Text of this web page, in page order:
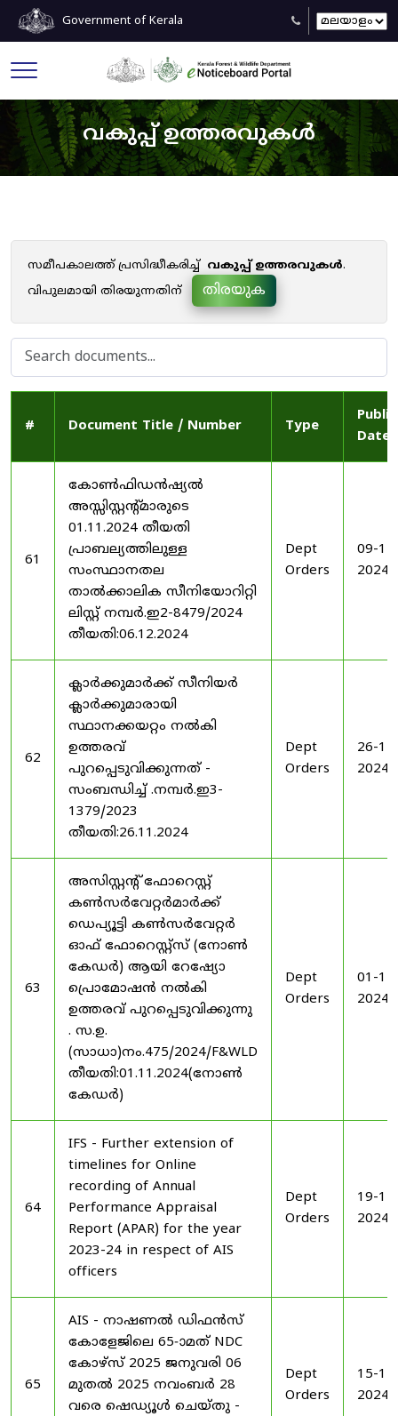
Government of Kerala
വകുപ്പ് ഉത്തരവുകൾ
സമീപകാലത്ത് പ്രസിദ്ധീകരിച്ച് വകുപ്പ് ഉത്തരവുകൾ.
വിപുലമായി തിരയുന്നതിന്
തിരയുക
# Document Title / Number Type
Date
61
കോൺഫിഡൻഷ്യൽ
അസ്സിസ്റ്റന്റ്മാരുടെ
01.11.2024 തീയതി
പ്രാബല്യത്തിലുള്ള
സംസ്ഥാനതല
താൽക്കാലിക സീനിയോറിറ്റി
ലിസ്റ്റ് നമ്പർ.ഇ2-8479/2024
തീയതി:06.12.2024
Dept
Orders
09-
2024
62
ക്ലാർക്കുമാർക്ക് സീനിയർ
ക്ലാർക്കുമാരായി
സ്ഥാനക്കയറ്റം നൽകി
ഉത്തരവ്
പുറപ്പെടുവിക്കുന്നത് -
സംബന്ധിച്ച് .നമ്പർ.ഇ3-
1379/2023
തീയതി:26.11.2024
Dept
Orders
26-
2024
63
അസിസ്റ്റന്റ് ഫോറെസ്റ്റ്
കൺസർവേറ്റർമാർക്ക്
ഡെപ്യൂട്ടി കൺസർവേറ്റർ
ഓഫ് ഫോറെസ്റ്റ്സ് (നോൺ
കേഡർ) ആയി റേഷ്യോ
പ്രൊമോഷൻ നൽകി
ഉത്തരവ് പുറപ്പെടുവിക്കുന്നു
. സ.ഉ.
(സാധാ)നം.475/2024/F&WLD
തീയതി:01.11.2024(നോൺ
കേഡർ)
Dept
Orders
01-
2024
64
IFS - Further extension of
timelines for Online
recording of Annual
Performance Appraisal
Report (APAR) for the year
2023-24 in respect of AIS
officers
Dept
Orders
19-
2024
65
AIS - നാഷണൽ ഡിഫൻസ്
കോളേജിലെ 65-ാമത് NDC
കോഴ്‌സ് 2025 ജനുവരി 06
മുതൽ 2025 നവംബർ 28
വരെ ഷെഡ്യൂൾ ചെയ്‌തു -
Dept
Orders
15-
2024